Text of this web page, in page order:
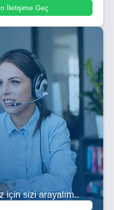
İletişime Geç
için sizi arayalım..